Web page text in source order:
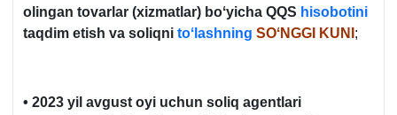
olingan tovarlar (хizmatlar) boʻyicha QQS hisobotini
taqdim etish va soliqni toʻlashning SOʻNGGI KUNI ;
• 2023 yil avgust oyi uchun soliq agentlari